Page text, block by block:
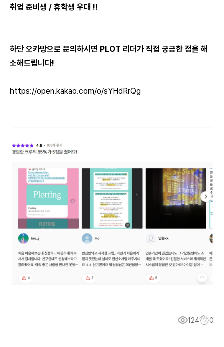
취업 준비생 / 휴학생 우대 !!
하단 오카방으로 문의하시면 PLOT 리더가 직접 궁금한 점을 해
소해드립니다!
https://open.kakao.com/o/sYHdRrQg
124 0